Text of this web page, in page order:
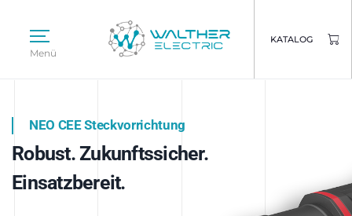
Menü
KATALOG
Intelligente Stromverteilung
NEO CEE Steckvorrichtung
Robust. Zukunftssicher.
Einsatzbereit.
Intelligenz trifft Energie.